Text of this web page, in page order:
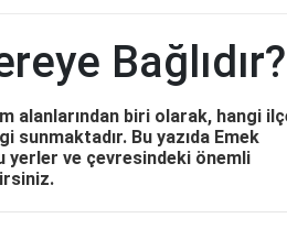
Bağlıdır?
alanlarından biri olarak, hangi
sunmaktadır. Bu yazıda Emek
yerler ve çevresindeki önemli